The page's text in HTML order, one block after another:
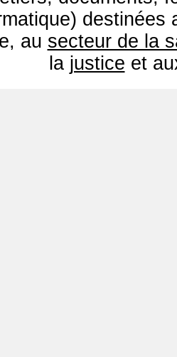
destinées
au secteur de la
la justice et